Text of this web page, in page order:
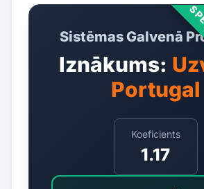
Sistēmas Galvenā
Iznākums:
Portugal
Koeficients
1.17